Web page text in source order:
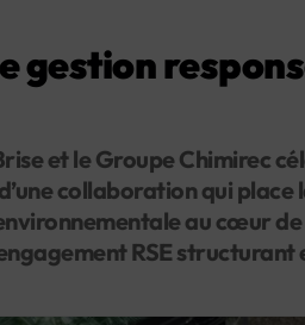
gestion
et le Groupe Chimirec
collaboration qui place
au cœur de
RSE structurant